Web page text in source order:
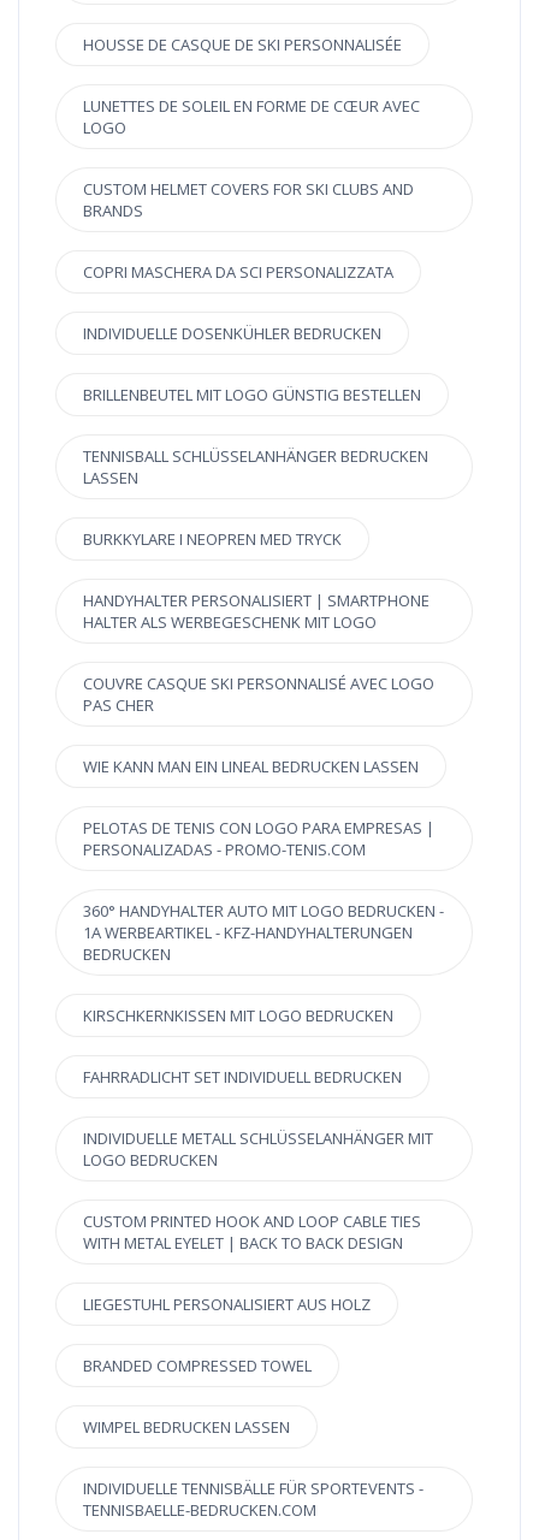
HOUSSE DE CASQUE DE SKI PERSONNALISÉE
LUNETTES DE SOLEIL EN FORME DE CŒUR AVEC
LOGO
CUSTOM HELMET COVERS FOR SKI CLUBS AND
BRANDS
COPRI MASCHERA DA SCI PERSONALIZZATA
INDIVIDUELLE DOSENKÜHLER BEDRUCKEN
BRILLENBEUTEL MIT LOGO GÜNSTIG BESTELLEN
TENNISBALL SCHLÜSSELANHÄNGER BEDRUCKEN
LASSEN
BURKKYLARE I NEOPREN MED TRYCK
HANDYHALTER PERSONALISIERT | SMARTPHONE
HALTER ALS WERBEGESCHENK MIT LOGO
COUVRE CASQUE SKI PERSONNALISÉ AVEC LOGO
PAS CHER
WIE KANN MAN EIN LINEAL BEDRUCKEN LASSEN
PELOTAS DE TENIS CON LOGO PARA EMPRESAS |
PERSONALIZADAS - PROMO-TENIS.COM
360° HANDYHALTER AUTO MIT LOGO BEDRUCKEN -
1A WERBEARTIKEL - KFZ-HANDYHALTERUNGEN
BEDRUCKEN
KIRSCHKERNKISSEN MIT LOGO BEDRUCKEN
FAHRRADLICHT SET INDIVIDUELL BEDRUCKEN
INDIVIDUELLE METALL SCHLÜSSELANHÄNGER MIT
LOGO BEDRUCKEN
CUSTOM PRINTED HOOK AND LOOP CABLE TIES
WITH METAL EYELET | BACK TO BACK DESIGN
LIEGESTUHL PERSONALISIERT AUS HOLZ
BRANDED COMPRESSED TOWEL
WIMPEL BEDRUCKEN LASSEN
INDIVIDUELLE TENNISBÄLLE FÜR SPORTEVENTS -
TENNISBAELLE-BEDRUCKEN.COM